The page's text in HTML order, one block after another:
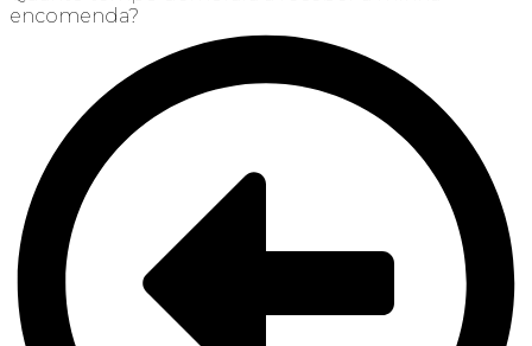
encomenda?